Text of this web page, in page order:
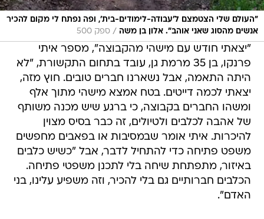
"העולם שלי הצטמצם ל'עבודה-לימודים-בית', ופה נפתח לי מקום להכיר
אנשים מהסוג שאני אוהב". אלון בן משה / ספק 500
"יצאתי חודש עם מישהי מהקבוצה", מספר איתי
פרנקו, בן 35 מרמת גן, עובד בתחום התקשורת, "לא
היתה התאמה, אבל נשארנו חברים טובים. חוץ מזה,
יצאתי לכמה דייטים. בטח אמצא מישהי מתוך אלף
ומשהו החברים בקבוצה, כי ברגע שיש מכנה משותף
של אהבה לכלבים ולטיולים, זה כבר בסיס מצוין
להיכרות. איתי אומר שבמסיבות או בפאבים מחפשים
משפט פתיחה כדי להתחיל לדבר, אבל "כשיש כלבים
באיזור, מתפתחת שיחה בלי לתכנן משפטי פתיחה.
הכלבים חברותיים גם בלי להכיר, וזה משפיע עלינו, בני
האדם".